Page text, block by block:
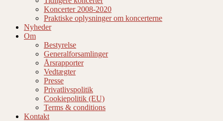
Koncerter 2008-2020
Praktiske oplysninger om koncerterne
Nyheder
Om
Bestyrelse
Generalforsamlinger
Årsrapporter
Vedtægter
Presse
Privatlivspolitik
Cookiepolitik (EU)
Terms & conditions
Kontakt